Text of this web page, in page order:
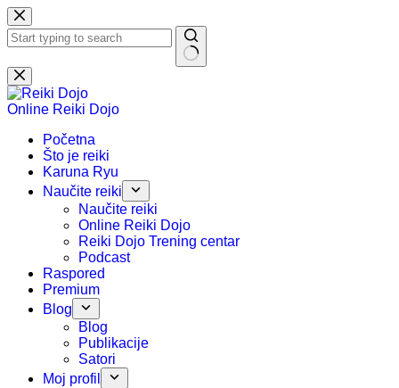
Preskoči
na
sadržaj
Nema
rezultata.
Online Reiki Dojo
Početna
Što je reiki
Karuna Ryu
Naučite reiki
Naučite reiki
Online Reiki Dojo
Reiki Dojo Trening centar
Podcast
Raspored
Premium
Blog
Blog
Publikacije
Satori
Moj profil